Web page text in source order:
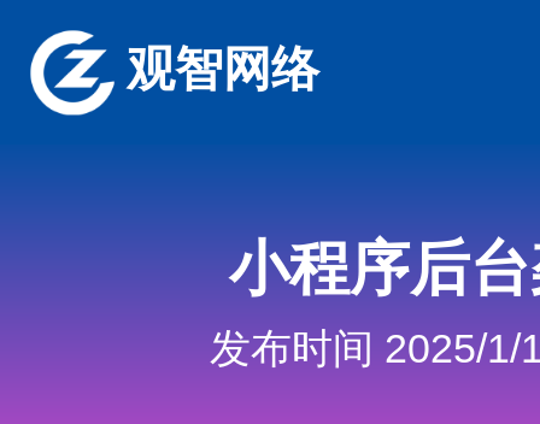
观智网络
小程序后
发布时间 2025/1/